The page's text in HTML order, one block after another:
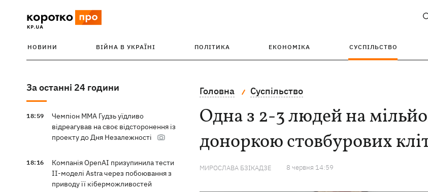
НОВИНИ ВІЙНА В УКРАЇНІ ПОЛІТИКА ЕКОНОМІКА СУСПІЛЬСТВО
За останні 24 години
18:59
Чемпіон ММА Гудзь уїдливо
відреагував на своє відсторонення із
проекту до Дня Незалежності
18:16
Компанія OpenAI призупинила тести
ІІ-моделі Astra через побоювання з
приводу її кіберможливостей
Головна Суспільство
Одна з 2-3 людей на
доноркою стовбурових
МИРОСЛАВА БЗІКАДЗЕ 8 червня 14:59